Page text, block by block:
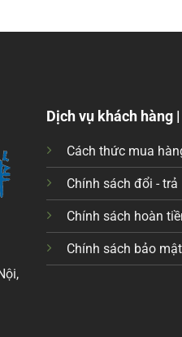
Dịch vụ khách hàng |
Cách thức mua
Chính sách đổi - trả
Chính sách hoàn
Chính sách bảo mật